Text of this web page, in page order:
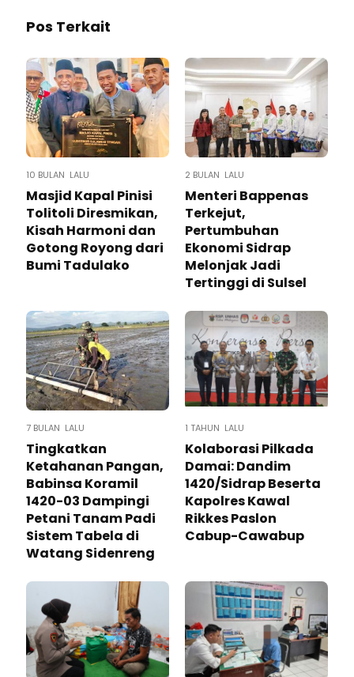
Pos Terkait
10 BULAN LALU
Masjid Kapal Pinisi
Tolitoli Diresmikan,
Kisah Harmoni dan
Gotong Royong dari
Bumi Tadulako
2 BULAN LALU
Menteri Bappenas
Terkejut,
Pertumbuhan
Ekonomi Sidrap
Melonjak Jadi
Tertinggi di Sulsel
7 BULAN LALU
Tingkatkan
Ketahanan Pangan,
Babinsa Koramil
1420-03 Dampingi
Petani Tanam Padi
Sistem Tabela di
Watang Sidenreng
1 TAHUN LALU
Kolaborasi Pilkada
Damai: Dandim
1420/Sidrap Beserta
Kapolres Kawal
Rikkes Paslon
Cabup-Cawabup